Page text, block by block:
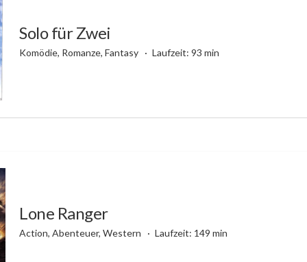
Solo für Zwei
Komödie, Romanze, Fantasy Laufzeit: 93 min
Lone Ranger
Action, Abenteuer, Western Laufzeit: 149 min